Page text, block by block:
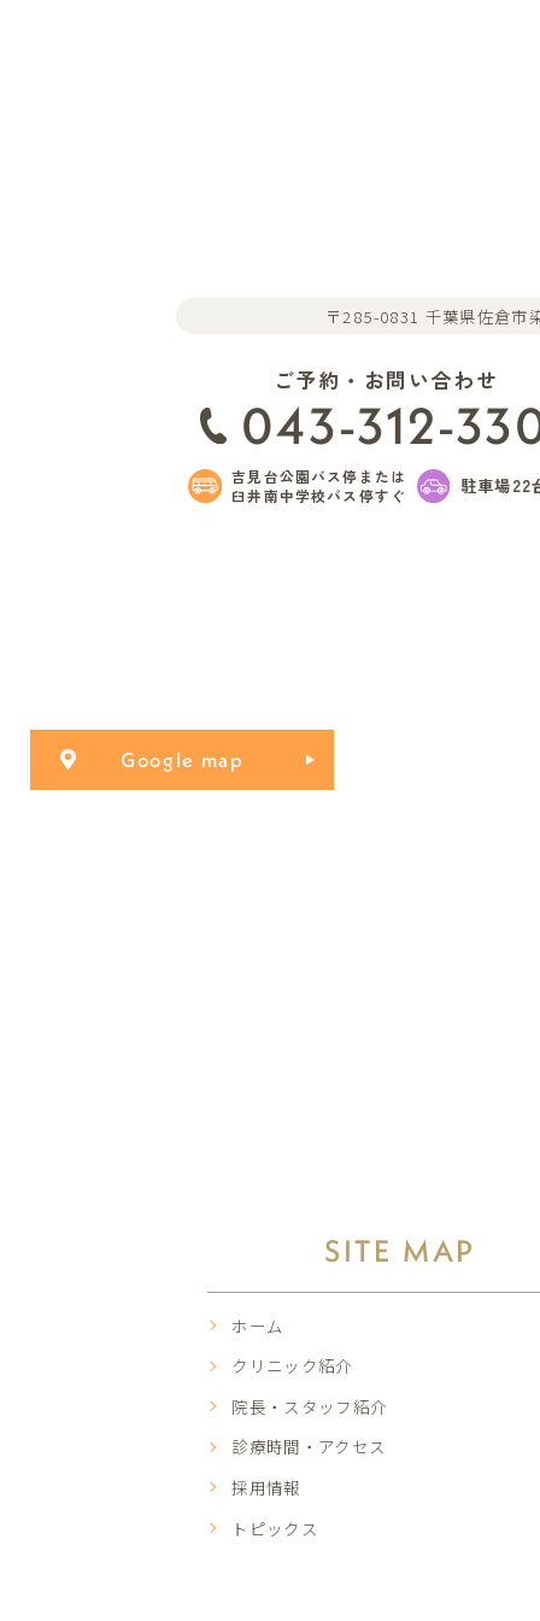
〒285-0831 千葉県佐倉市
ご予約・お問い合わせ
043-312-
吉見台公園バス停または
臼井南中学校バス停すぐ
駐車場22
Google map
SITE MAP
ホーム
クリニック紹介
院長・スタッフ紹介
診療時間・アクセス
採用情報
トピックス